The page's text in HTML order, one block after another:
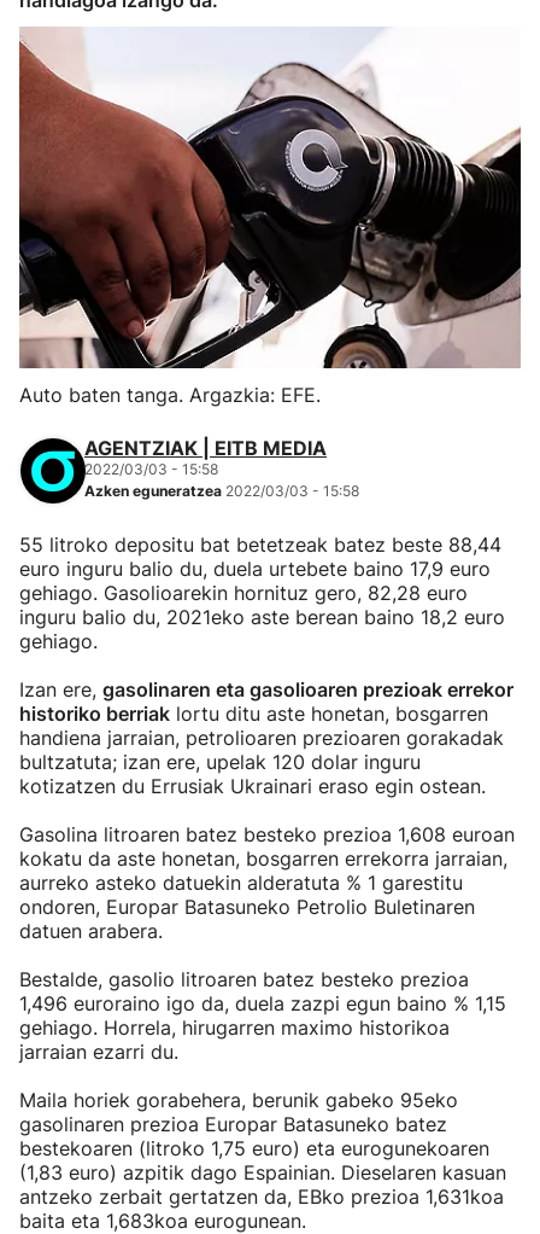
Auto baten tanga. Argazkia: EFE.
AGENTZIAK | EITB MEDIA
2022/03/03 - 15:58
Azken eguneratzea 2022/03/03 - 15:58
55 litroko depositu bat betetzeak batez beste 88,44
euro inguru balio du, duela urtebete baino 17,9 euro
gehiago. Gasolioarekin hornituz gero, 82,28 euro
inguru balio du, 2021eko aste berean baino 18,2 euro
gehiago.
Izan ere, gasolinaren eta gasolioaren prezioak errekor
historiko berriak lortu ditu aste honetan, bosgarren
handiena jarraian, petrolioaren prezioaren gorakadak
bultzatuta; izan ere, upelak 120 dolar inguru
kotizatzen du Errusiak Ukrainari eraso egin ostean.
Gasolina litroaren batez besteko prezioa 1,608 euroan
kokatu da aste honetan, bosgarren errekorra jarraian,
aurreko asteko datuekin alderatuta % 1 garestitu
ondoren, Europar Batasuneko Petrolio Buletinaren
datuen arabera.
Bestalde, gasolio litroaren batez besteko prezioa
1,496 euroraino igo da, duela zazpi egun baino % 1,15
gehiago. Horrela, hirugarren maximo historikoa
jarraian ezarri du.
Maila horiek gorabehera, berunik gabeko 95eko
gasolinaren prezioa Europar Batasuneko batez
bestekoaren (litroko 1,75 euro) eta eurogunekoaren
(1,83 euro) azpitik dago Espainian. Dieselaren kasuan
antzeko zerbait gertatzen da, EBko prezioa 1,631koa
baita eta 1,683koa eurogunean.